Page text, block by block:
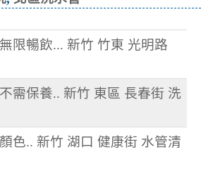
限暢飲... 新竹 竹東 光明路
需保養.. 新竹 東區 長春街 洗
色.. 新竹 湖口 健康街 水管清